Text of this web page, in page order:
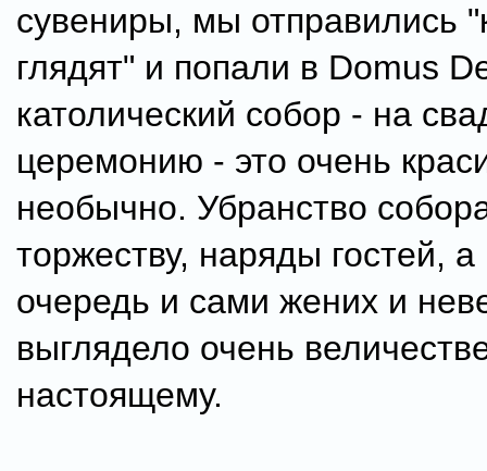
сувениры, мы отправились
глядят" и попали в Domus
католический собор - на
церемонию - это очень
необычно. Убранство
торжеству, наряды гостей,
очередь и сами жених и
выглядело очень
настоящему.